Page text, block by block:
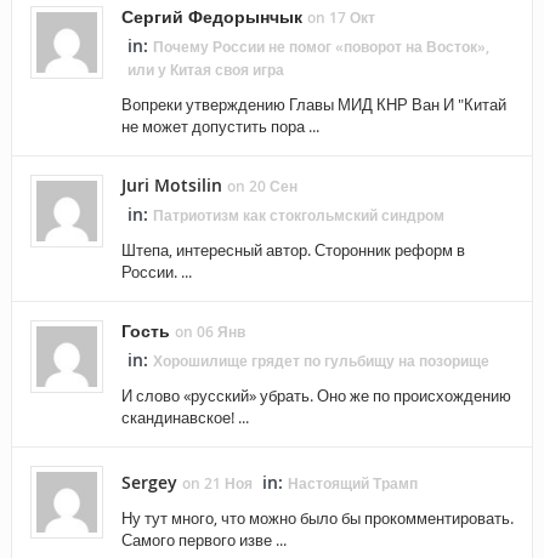
Сергий Федорынчык on 17 Окт
in: Почему России не помог «поворот на Восток»,
или у Китая своя игра
Вопреки утверждению Главы МИД КНР Ван И "Китай
не может допустить пора ...
Juri Motsilin on 20 Сен
in: Патриотизм как стокгольмский синдром
Штепа, интересный автор. Сторонник реформ в
России. ...
Гость on 06 Янв
in: Хорошилище грядет по гульбищу на позорище
И слово «русский» убрать. Оно же по происхождению
скандинавское! ...
Sergey on 21 Ноя in: Настоящий Трамп
Ну тут много, что можно было бы прокомментировать.
Самого первого изве ...